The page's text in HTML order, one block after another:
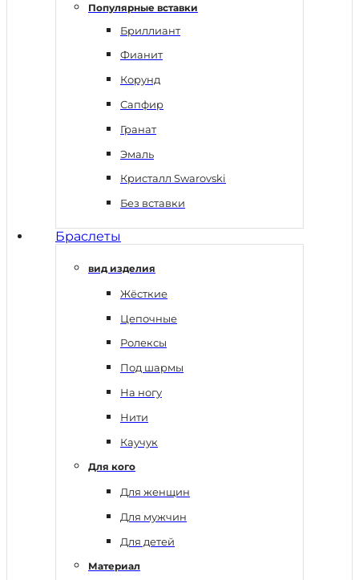
Популярные вставки
Бриллиант
Фианит
Корунд
Сапфир
Гранат
Эмаль
Кристалл Swarovski
Без вставки
Браслеты
вид изделия
Жёсткие
Цепочные
Ролексы
Под шармы
На ногу
Нити
Каучук
Для кого
Для женщин
Для мужчин
Для детей
Материал